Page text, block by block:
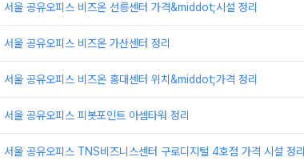
서울 공유오피스 비즈온 선릉센터 가격&middot;시설 정리
서울 공유오피스 비즈온 가산센터 정리
서울 공유오피스 비즈온 홍대센터 위치&middot;가격 정리
서울 공유오피스 피봇포인트 아셈타워 정리
서울 공유오피스 TNS비즈니스센터 구로디지털 4호점 가격 시설 정리